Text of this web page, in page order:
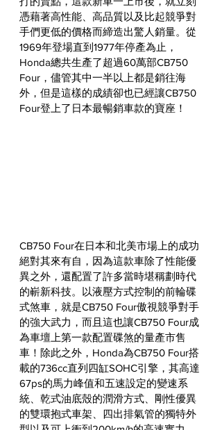
憑藉著高性能、高品質以及比起競爭對
手們更低的價格而締造出驚人銷量。從
1969年登場直到1977年停產為止，
Honda總共生產了超過60萬部CB750
Four，儘管其中一半以上都是銷往海
外，但是這樣的成績卻也已經讓CB750
Four登上了日本最暢銷車款的寶座！
CB750 Four在日本和北美市場上的成功
絕對其來有自，因為這款車除了性能優
異之外，還配置了許多當時堪稱劃時代
的嶄新科技。以液壓方式控制的前輪碟
式煞車，就是CB750 Four傲視競爭對手
的強大武力，而且這也讓CB750 Four成
為車壇上第一款配置碟煞的量產市售
車！除此之外，Honda為CB750 Four搭
載的736cc直列四缸SOHC引擎，其高達
67ps的馬力峰值和五速設定的變速系
統、乾式油底殼的潤滑方式、剛性優異
的雙環抱式車架、四出排氣管的獨特外